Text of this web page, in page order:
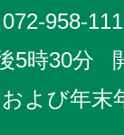
072-958-
5時30分
および年